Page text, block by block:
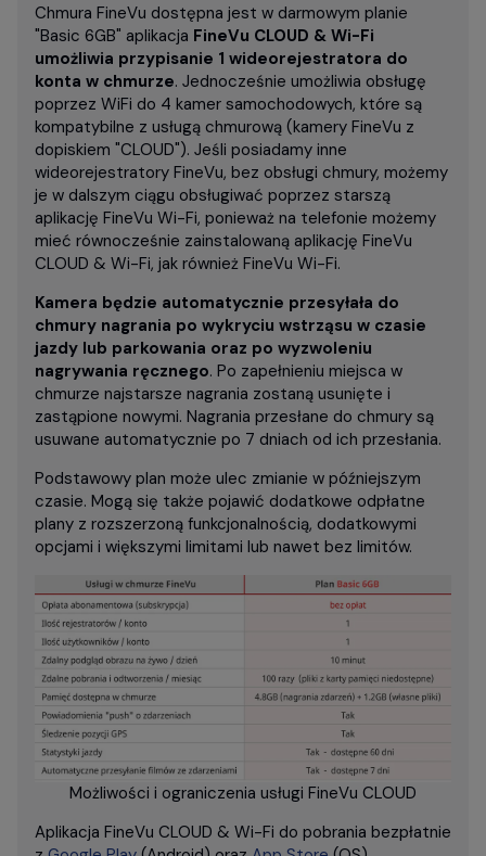
Chmura FineVu dostępna jest w darmowym planie
"Basic 6GB" aplikacja FineVu CLOUD & Wi-Fi
umożliwia przypisanie 1 wideorejestratora do
konta w chmurze. Jednocześnie umożliwia obsługę
poprzez WiFi do 4 kamer samochodowych, które są
kompatybilne z usługą chmurową (kamery FineVu z
dopiskiem "CLOUD"). Jeśli posiadamy inne
wideorejestratory FineVu, bez obsługi chmury, możemy
je w dalszym ciągu obsługiwać poprzez starszą
aplikację FineVu Wi-Fi, ponieważ na telefonie możemy
mieć równocześnie zainstalowaną aplikację FineVu
CLOUD & Wi-Fi, jak również FineVu Wi-Fi.
Kamera będzie automatycznie przesyłała do
chmury nagrania po wykryciu wstrząsu w czasie
jazdy lub parkowania oraz po wyzwoleniu
nagrywania ręcznego. Po zapełnieniu miejsca w
chmurze najstarsze nagrania zostaną usunięte i
zastąpione nowymi. Nagrania przesłane do chmury są
usuwane automatycznie po 7 dniach od ich przesłania.
Podstawowy plan może ulec zmianie w późniejszym
czasie. Mogą się także pojawić dodatkowe odpłatne
plany z rozszerzoną funkcjonalnością, dodatkowymi
opcjami i większymi limitami lub nawet bez limitów.
Możliwości i ograniczenia usługi FineVu CLOUD
Aplikacja FineVu CLOUD & Wi-Fi do pobrania bezpłatnie